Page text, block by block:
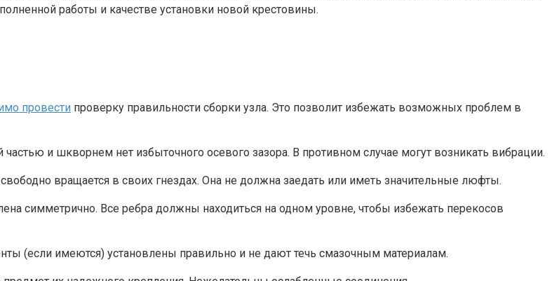
работы и качестве установки новой крестовины.
провести проверку правильности сборки узла. Это позволит избежать возможных проблем в
и шкворнем нет избыточного осевого зазора. В противном случае могут возникать вибрации.
вращается в своих гнездах. Она не должна заедать или иметь значительные люфты.
симметрично. Все ребра должны находиться на одном уровне, чтобы избежать перекосов
(если имеются) установлены правильно и не дают течь смазочным материалам.